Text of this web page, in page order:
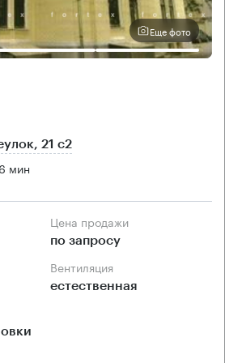
Еще фото
21 с2
6 мин
Цена продажи
по запросу
Вентиляция
естественная